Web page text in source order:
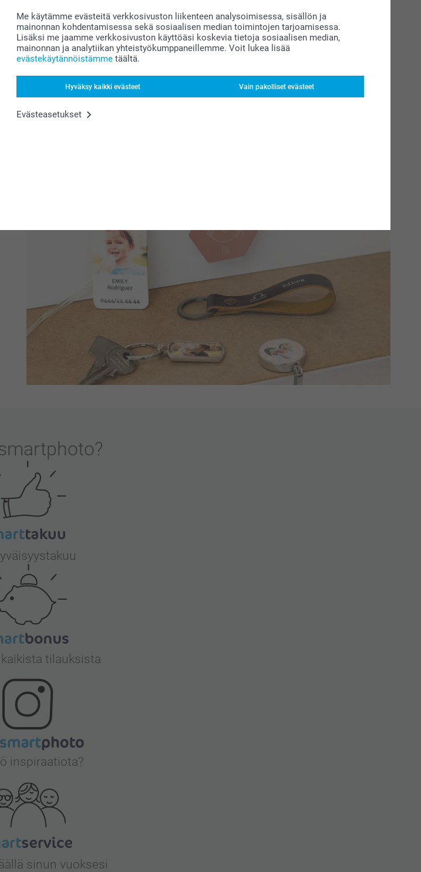
Me käytämme evästeitä verkkosivuston liikenteen analysoimisessa, sisällön ja
mainonnan kohdentamisessa sekä sosiaalisen median toimintojen tarjoamisessa.
Lisäksi me jaamme verkkosivuston käyttöäsi koskevia tietoja sosiaalisen median,
mainonnan ja analytiikan yhteistyökumppaneillemme. Voit lukea lisää
evästekäytännöistämme täältä.
Hyväksy kaikki evästeet Vain pakolliset evästeet
Evästeasetukset
Paitoja kaikille
Muoti kohtaa yksilöllisyyden, kun luot personoidutcollegepaidat aikuisille ja lapsille
Paidat tarjoavat paitsi mukavuutta ja tyyliä, myös ainutlaatuisen mahdollisuuden
tehdä jokaisesta kappaleesta todella omanlaisesi. Collegepaidoillamme voit päästää
luovuutesi valloilleen. Valitse eläväinen painatus hupaisaa vaatekappaletta varten tai
useita eri värejä ja kokoja, jokainen neulepusero muuttuu muotiluomukseksi tai
?
tilauksista
inspiraatiota?
sinun vuoksesi